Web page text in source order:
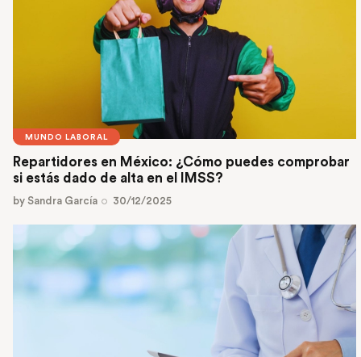
MUNDO LABORAL
Repartidores en México: ¿Cómo puedes comprobar
si estás dado de alta en el IMSS?
by Sandra García 30/12/2025